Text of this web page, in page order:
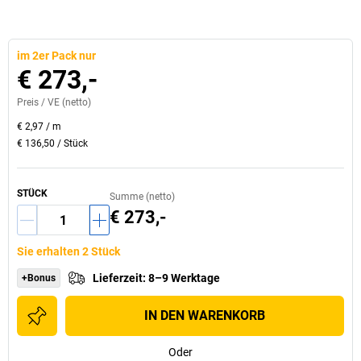
im 2er Pack nur
€ 273,-
Preis / VE (netto)
€ 2,97 / m
€ 136,50 / Stück
STÜCK Summe (netto)
€ 273,-
Sie erhalten 2 Stück
+Bonus Lieferzeit: 8–9 Werktage
IN DEN WARENKORB
Oder